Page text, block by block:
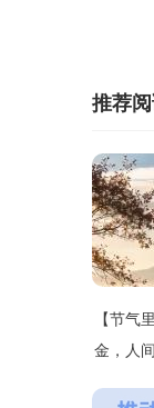
推荐
【节气
金，人